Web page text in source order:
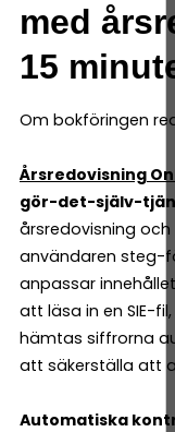
med
15
Om bokföringen
Årsredovisning
gör-det-själv-
årsredovisning
användaren steg-
anpassar
att läsa in en SIE-
hämtas siffrorna
att säkerställa att
Automatiska